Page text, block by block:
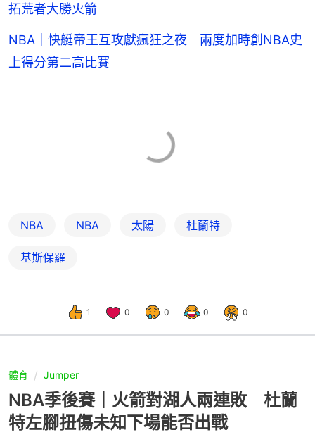
拓荒者大勝火箭
NBA｜快艇帝王互攻獻瘋狂之夜 兩度加時創NBA史
上得分第二高比賽
NBA NBA 太陽 杜蘭特
基斯保羅
1 0 0 0 0
體育 Jumper
NBA季後賽｜火箭對湖人兩連敗 杜蘭
特左腳扭傷未知下場能否出戰